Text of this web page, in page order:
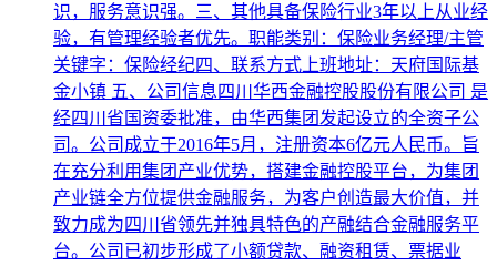
识，服务意识强。三、其他具备保险行业3年以上从业经
验，有管理经验者优先。职能类别：保险业务经理/主管
关键字：保险经纪四、联系方式上班地址：天府国际基
金小镇 五、公司信息四川华西金融控股股份有限公司 是
经四川省国资委批准，由华西集团发起设立的全资子公
司。公司成立于2016年5月，注册资本6亿元人民币。旨
在充分利用集团产业优势，搭建金融控股平台，为集团
产业链全方位提供金融服务，为客户创造最大价值，并
致力成为四川省领先并独具特色的产融结合金融服务平
台。公司已初步形成了小额贷款、融资租赁、票据业